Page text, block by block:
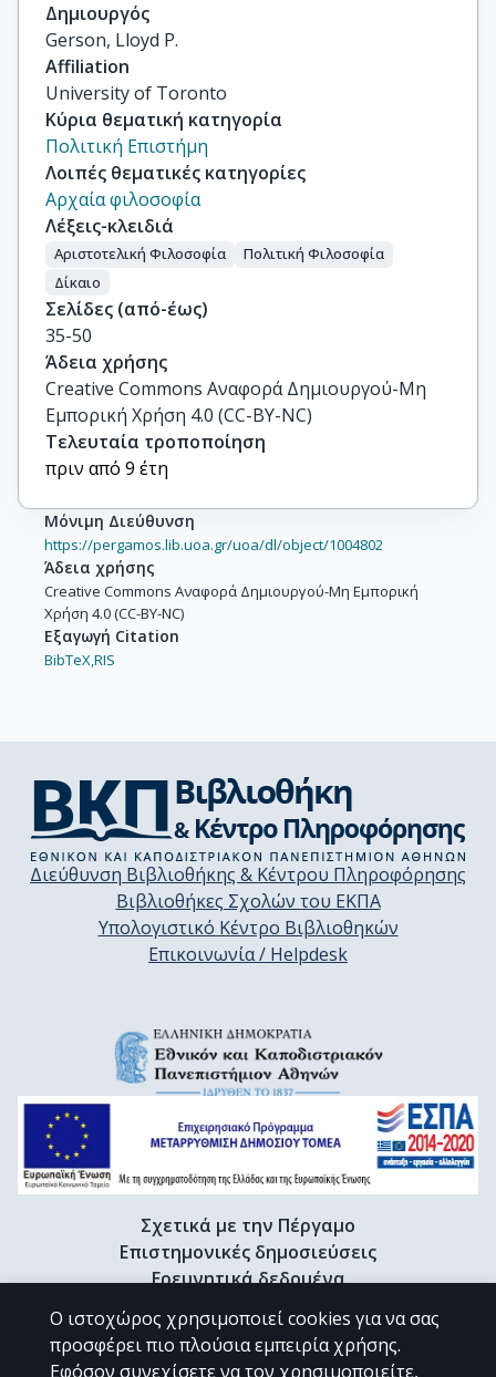
Δημιουργός
Gerson, Lloyd P.
Affiliation
University of Toronto
Κύρια θεματική κατηγορία
Πολιτική Επιστήμη
Λοιπές θεματικές κατηγορίες
Αρχαία φιλοσοφία
Λέξεις-κλειδιά
Αριστοτελική Φιλοσοφία
Πολιτική Φιλοσοφία
Δίκαιο
Σελίδες (από-έως)
35-50
Άδεια χρήσης
Creative Commons Αναφορά Δημιουργού-Μη
Εμπορική Χρήση 4.0 (CC-BY-NC)
Τελευταία τροποποίηση
πριν από 9 έτη
Μόνιμη Διεύθυνση
https://pergamos.lib.uoa.gr/uoa/dl/object/1004802
Άδεια χρήσης
Creative Commons Αναφορά Δημιουργού-Μη Εμπορική
Χρήση 4.0 (CC-BY-NC)
Εξαγωγή Citation
BibTeX,RIS
Διεύθυνση Βιβλιοθήκης & Κέντρου Πληροφόρησης
Βιβλιοθήκες Σχολών του ΕΚΠΑ
Υπολογιστικό Κέντρο Βιβλιοθηκών
Επικοινωνία / Helpdesk
Σχετικά με την Πέργαμο
Επιστημονικές δημοσιεύσεις
Ερευνητικά δεδομένα
Διδακτορικές διατριβές & Γκρίζα βιβλιογραφία
Προφίλ Ερευνητή
Ο ιστοχώρος χρησιμοποιεί cookies για να σας
προσφέρει πιο πλούσια εμπειρία χρήσης.
Εφόσον συνεχίσετε να τον χρησιμοποιείτε,